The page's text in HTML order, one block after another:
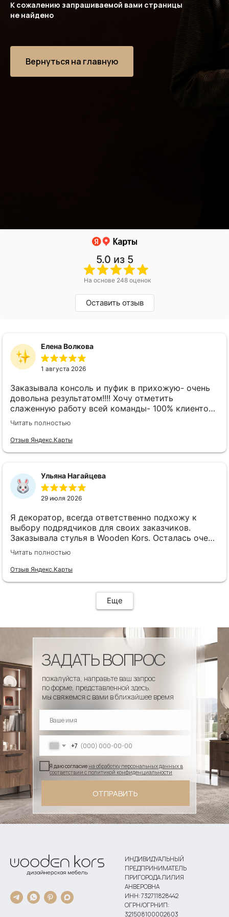
К сожалению запрашиваемой вами страницы
не найдено
Вернуться на главную
5.0 из 5
На основе 248 оценок
Оставить отзыв
Елена Волкова
1 августа 2026
Заказывала консоль и пуфик в прихожую- очень
довольна результатом!!!! Хочу отметить
слаженную работу всей команды- 100% клиенто
ориентированная команда!!!! При заказе
внимательно слушают заказчика , что очень
облегчает подбор материала и цвета. Четкая
Читать полностью
Отзыв Яндекс.Карты
Ульяна Нагайцева
29 июля 2026
Я декоратор, всегда ответственно подхожу к
выбору подрядчиков для своих заказчиков.
Заказывала стулья в Wooden Kors. Осталась очень
довольна качеством, скоростью исполнения,
доставкой! А особенно
клиентоориентированностью менеджеров. Все
удобством гостей! Особенно приятно было то, что
по запросу выслали образцы тканей обивки и я
сочетающееся с основным текстилем ресторана.
Читать полностью
Отзыв Яндекс.Карты
Еще
+7
Я даю согласие на обработку персональных данных в
соответствии с политикой конфиденциальности
ОТПРАВИТЬ
пожалуйста, направьте ваш запрос
по форме, представленной здесь.
мы свяжемся с вами в ближайшее время
ЗАДАТЬ ВОПРОС
ИНДИВИДУАЛЬНЫЙ
ПРЕДПРИНИМАТЕЛЬ
ПРИГОРОДА ЛИЛИЯ
АНВЕРОВНА
ИНН: 732711828442
ОГРН/ОГРНИП:
321508100002603